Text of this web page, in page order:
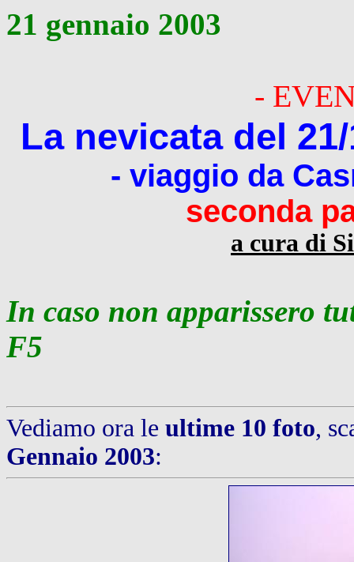
21 gennaio 2003
-
La nevicata del
- viaggio da
seconda
a cura di
In caso non apparissero
F5
Vediamo ora le ultime 10 foto,
Gennaio 2003: